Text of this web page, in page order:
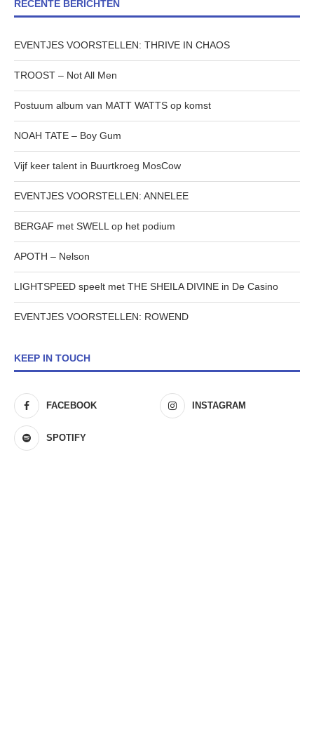
RECENTE BERICHTEN
EVENTJES VOORSTELLEN: THRIVE IN CHAOS
TROOST – Not All Men
Postuum album van MATT WATTS op komst
NOAH TATE – Boy Gum
Vijf keer talent in Buurtkroeg MosCow
EVENTJES VOORSTELLEN: ANNELEE
BERGAF met SWELL op het podium
APOTH – Nelson
LIGHTSPEED speelt met THE SHEILA DIVINE in De Casino
EVENTJES VOORSTELLEN: ROWEND
KEEP IN TOUCH
FACEBOOK INSTAGRAM
SPOTIFY